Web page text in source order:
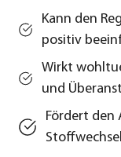
Kann den
positiv
Wirkt
und
Fördert den